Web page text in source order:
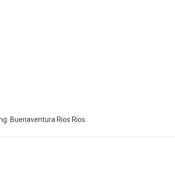
Buenaventura Ríos Ríos.